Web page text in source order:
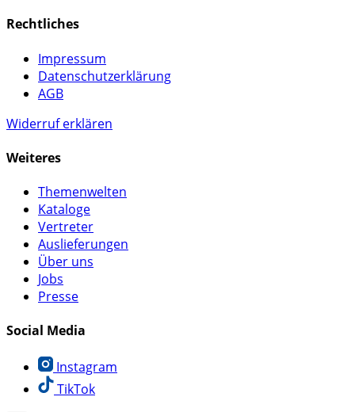
Rechtliches
Impressum
Datenschutzerklärung
AGB
Widerruf erklären
Weiteres
Themenwelten
Kataloge
Vertreter
Auslieferungen
Über uns
Jobs
Presse
Social Media
Instagram
TikTok